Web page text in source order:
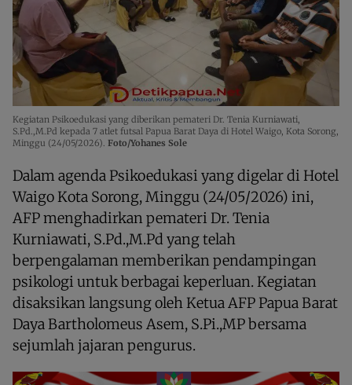
Kegiatan Psikoedukasi yang diberikan pemateri Dr. Tenia Kurniawati,
S.Pd.,M.Pd kepada 7 atlet futsal Papua Barat Daya di Hotel Waigo, Kota Sorong,
Minggu (24/05/2026). Foto/Yohanes Sole
Dalam agenda Psikoedukasi yang digelar di Hotel
Waigo Kota Sorong, Minggu (24/05/2026) ini,
AFP menghadirkan pemateri Dr. Tenia
Kurniawati, S.Pd.,M.Pd yang telah
berpengalaman memberikan pendampingan
psikologi untuk berbagai keperluan. Kegiatan
disaksikan langsung oleh Ketua AFP Papua Barat
Daya Bartholomeus Asem, S.Pi.,MP bersama
sejumlah jajaran pengurus.